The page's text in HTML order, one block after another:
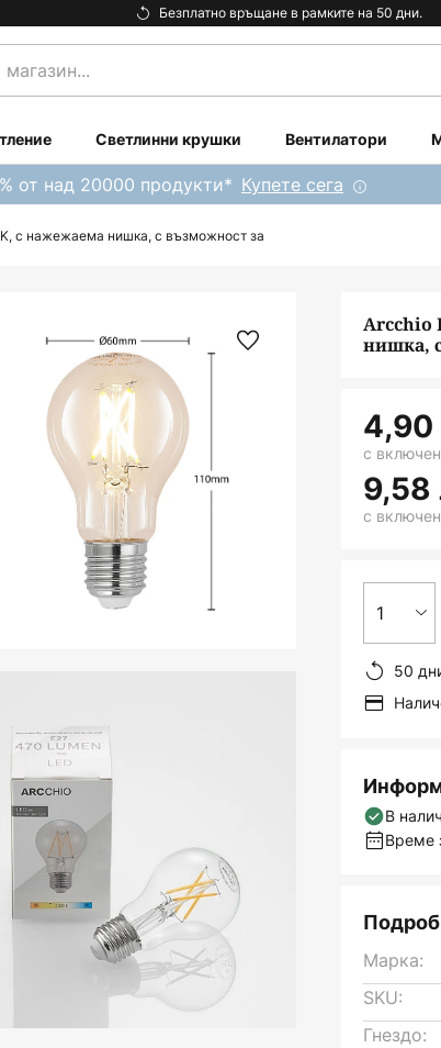
Безплатно връщане в рамките на 50 дни.
Светлинни крушки Вентилатори
от над 20000 продукти* Купете сега
с нажежаема нишка, с възможност за
Arcchio
нишка,
4,90
9,58
с
с
1
50
В
Време
Марка:
SKU:
Гнездо: